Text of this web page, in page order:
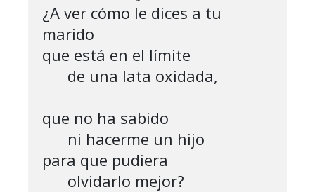
¿A ver cómo le dices a tu
marido
que está en el límite
que no ha sabido
para que pudiera
      olvidarlo mejor?